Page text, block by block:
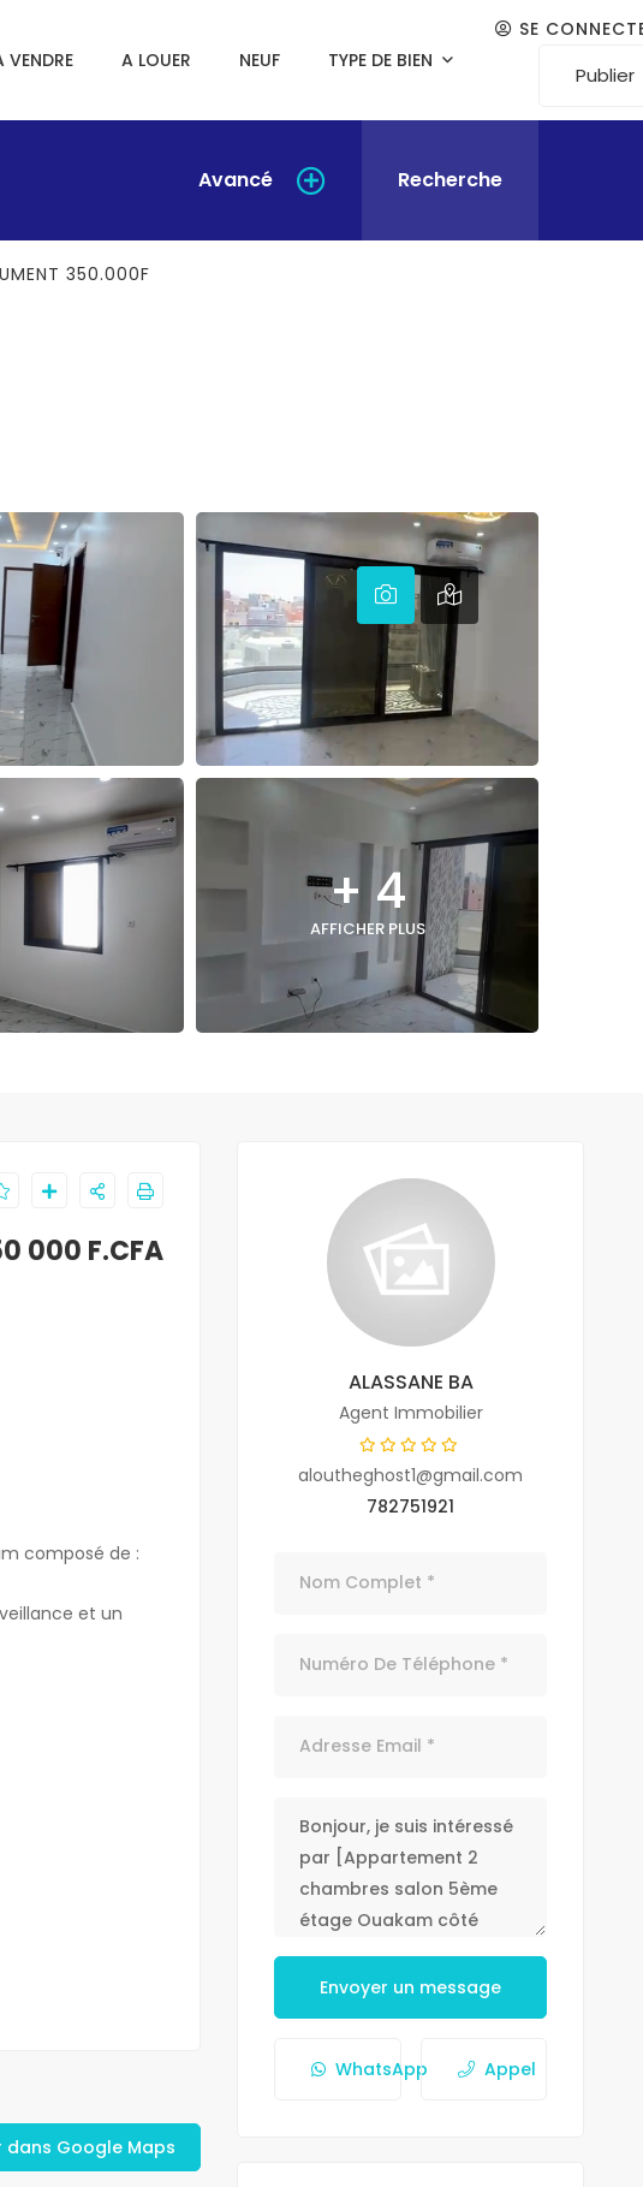
VENDRE A LOUER NEUF TYPE DE BIEN
SE
Publier
Avancé Recherche
350.000F
+ 4
AFFICHER PLUS
000 F.CFA
composé de :
et un
dans Google Maps
ALASSANE BA
Agent Immobilier
aloutheghost1@gmail.com
782751921
Envoyer un message
WhatsApp Appel